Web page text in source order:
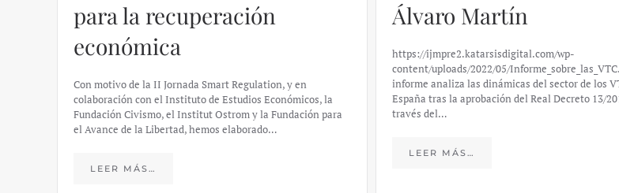
para la recuperación
económica
Con motivo de la II Jornada Smart Regulation, y en
colaboración con el Instituto de Estudios Económicos, la
Fundación Civismo, el Institut Ostrom y la Fundación para
el Avance de la Libertad, hemos elaborado…
LEER MÁS…
Álvaro Martín
https://ijmpre2.katarsisdigital.com/wp-
content/uploads/2022/05/
informe analiza las dinámicas del sector de los
España tras la aprobación del Real Decreto 13/
través del…
LEER MÁS…